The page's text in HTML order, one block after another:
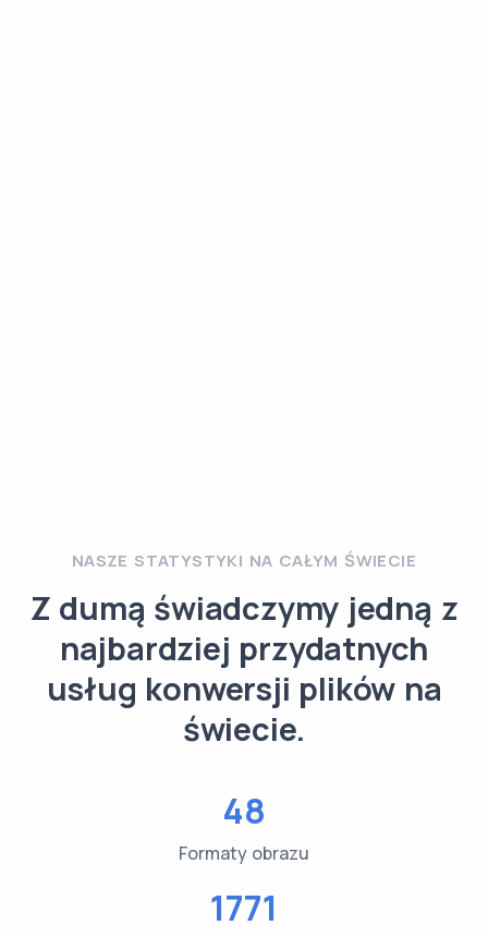
NASZE STATYSTYKI NA CAŁYM ŚWIECIE
Z dumą świadczymy jedną z
najbardziej przydatnych
usług konwersji plików na
świecie.
48
Formaty obrazu
1771